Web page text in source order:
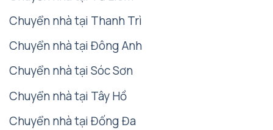
Chuyển nhà tại Thanh Trì
Chuyển nhà tại Đông Anh
Chuyển nhà tại Sóc Sơn
Chuyển nhà tại Tây Hồ
Chuyển nhà tại Đống Đa